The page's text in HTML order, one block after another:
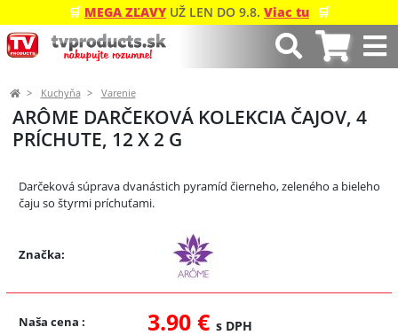
🛒 MEGA ZĽAVY UŽ LEN DO 9.8. Viac tu 🛒
Kuchyňa Varenie
ARÔME DARČEKOVÁ KOLEKCIA ČAJOV, 4
PRÍCHUTE, 12 X 2 G
Darčeková súprava dvanástich pyramíd čierneho, zeleného a bieleho
čaju so štyrmi príchuťami.
Značka:
Naša cena : 3.90 € s DPH